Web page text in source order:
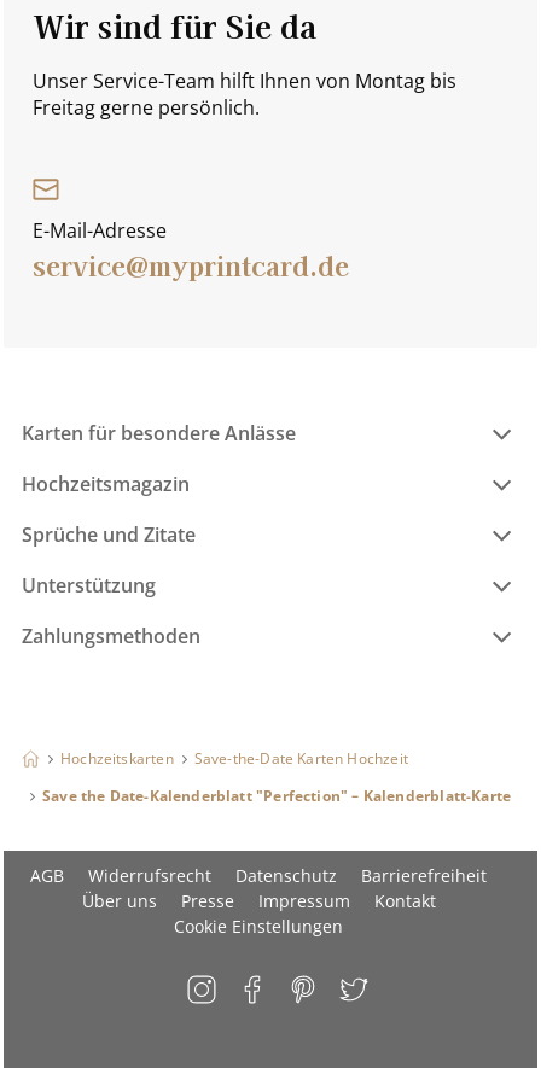
Wir sind für Sie da
Unser Service-Team hilft Ihnen von Montag bis
Freitag gerne persönlich.
E-Mail-Adresse
service@myprintcard.de
Karten für besondere Anlässe
Hochzeitsmagazin
Sprüche und Zitate
Unterstützung
Zahlungsmethoden
Hochzeitskarten
Save-the-Date Karten Hochzeit
Save the Date-Kalenderblatt "Perfection" – Kalenderblatt-Karte
AGB Widerrufsrecht Datenschutz
Barrierefreiheit
Über uns
Presse Impressum
Kontakt
Cookie Einstellungen